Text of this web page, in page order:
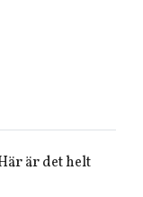
är det helt